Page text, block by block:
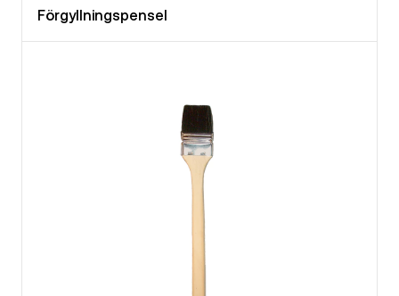
Förgyllningspensel